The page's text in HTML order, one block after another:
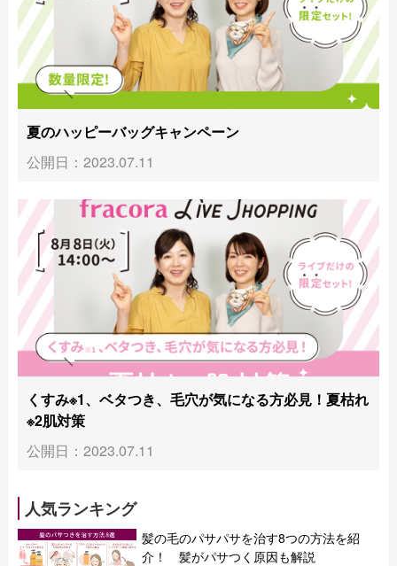
夏のハッピーバッグキャンペーン
公開日：2023.07.11
くすみ※1、ベタつき、毛穴が気になる方必見！夏枯れ
※2肌対策
公開日：2023.07.11
人気ランキング
髪の毛のパサパサを治す8つの方法を紹
介！ 髪がパサつく原因も解説